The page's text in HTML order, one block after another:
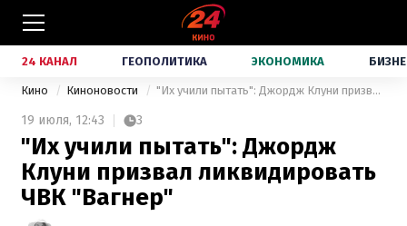
24 КАНАЛ ГЕОПОЛИТИКА ЭКОНОМИКА
Кино Киноновости "Их учили пытать": Джордж Клуни призвал ликвидировать ЧВК "Вагнер"
19 июля, 12:43 3
"Их учили пытать": Джордж
Клуни призвал ликвидировать
ЧВК "Вагнер"